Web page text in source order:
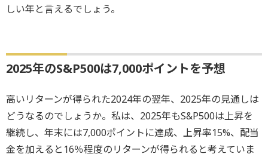
しい年と言えるでしょう。
2025年のS&P500は7,000ポイントを予想
高いリターンが得られた2024年の翌年、2025年の見通しは
どうなるのでしょうか。私は、2025年もS&P500は上昇を
継続し、年末には7,000ポイントに達成、上昇率15%、配当
金を加えると16％程度のリターンが得られると考えていま